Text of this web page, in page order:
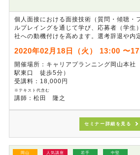
個人面接における面接技術（質問・傾聴・
ルプレイングを通じて学び、応募者（学生
社への動機付けを高めます。選考辞退や内
2020年02月18日（火） 13:00 〜
開催場所：キャリアプランニング岡山本
駅東口 徒歩5分）
受講料：18,000円
※テキスト代含む
講師：松田 隆之
セミナー詳細を見る
岡山 人気講座 若手 中堅